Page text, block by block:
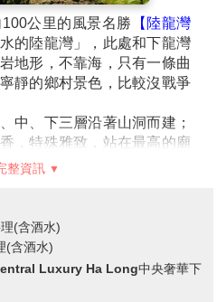
公里的風景名勝 【陸龍灣
的陸龍灣」，此處和下龍灣
地形，不靠海，只有一條曲
靜的鄉村景色，比較沒戰爭
中、下三層沿著山洞而建；
，特殊雅致，站在最高的廟
氣的鍾靈毓秀。布政使杜兼
太徽雲。喜我歸來日，黃花
用【烤羊肉風味餐】
輕舟探秘】
碼頭安排乘
整資訊
(含酒水)
(含酒水)
Luxury Ha Long中央奢華下